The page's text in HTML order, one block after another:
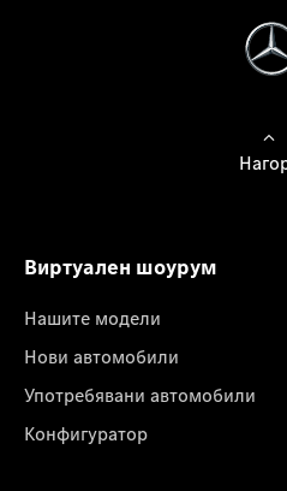
Виртуален шоурум
Нашите модели
Нови автомобили
Употребявани автомобили
Конфигуратор